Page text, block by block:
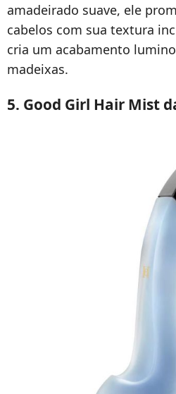
amadeirado suave, ele
cabelos com sua textura
cria um acabamento
madeixas.
5. Good Girl Hair Mist